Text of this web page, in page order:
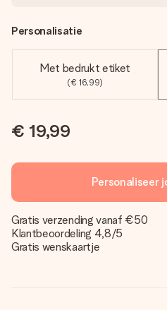
Personalisatie
Met bedrukt etiket
(€ 16,99)
€ 19,99
Personaliseer
Gratis verzending vanaf €50
Klantbeoordeling 4,8/5
Gratis wenskaartje